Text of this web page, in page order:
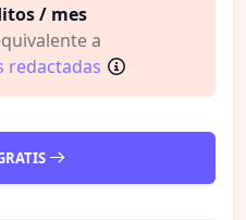
/ mes
a
redactadas